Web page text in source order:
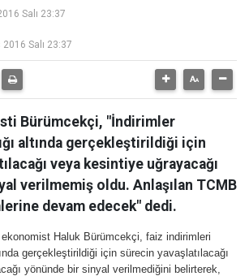
Salı 23:37
2016 Salı 23:37
Bürümcekçi, "İndirimler
altında gerçekleştirildiği için
veya kesintiye uğrayacağı
verilmemiş oldu. Anlaşılan TCMB
devam edecek" dedi.
Haluk Bürümcekçi, faiz indirimleri
gerçekleştirildiği için sürecin yavaşlatılacağı
yönünde bir sinyal verilmediğini belirterek,